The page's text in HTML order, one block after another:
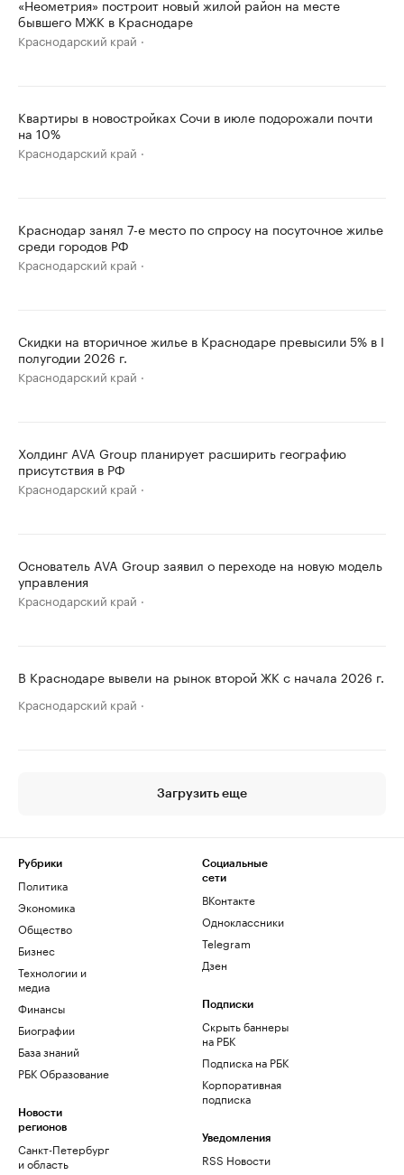
«Неометрия» построит новый жилой район на месте
бывшего МЖК в Краснодаре
Краснодарский край
Квартиры в новостройках Сочи в июле подорожали почти
на 10%
Краснодарский край
Краснодар занял 7-е место по спросу на посуточное жилье
среди городов РФ
Краснодарский край
Скидки на вторичное жилье в Краснодаре превысили 5% в I
полугодии 2026 г.
Краснодарский край
Холдинг AVA Group планирует расширить географию
присутствия в РФ
Краснодарский край
Основатель AVA Group заявил о переходе на новую модель
управления
Краснодарский край
В Краснодаре вывели на рынок второй ЖК с начала 2026 г.
Краснодарский край
Загрузить еще
Рубрики
Политика
Экономика
Общество
Бизнес
Технологии и
медиа
Финансы
Биографии
База знаний
РБК Образование
Новости
регионов
Санкт-Петербург
и область
Социальные
сети
ВКонтакте
Одноклассники
Telegram
Дзен
Подписки
Скрыть баннеры
на РБК
Подписка на РБК
Корпоративная
подписка
Уведомления
RSS Новости